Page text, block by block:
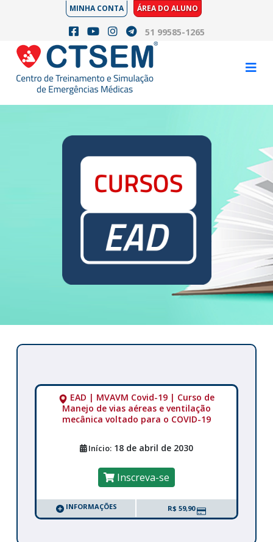
MINHA CONTA ÁREA DO ALUNO
51 99585-1265
EAD | MVAVM Covid-19 | Curso de
Manejo de vias aéreas e ventilação
mecânica voltado para o COVID-19
Início: 18 de abril de 2030
Inscreva-se
INFORMAÇÕES R$ 59,90